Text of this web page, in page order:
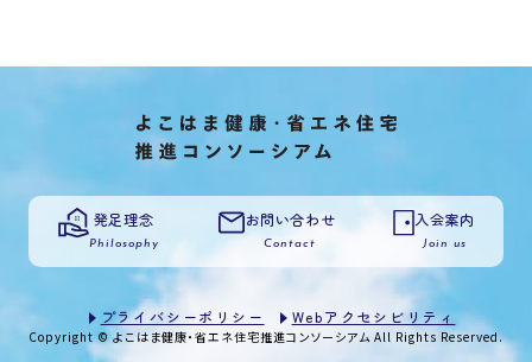
発足理念
Philosophy
お問い合わせ
Contact
入会案内
Join us
プライバシーポリシー Webアクセシビリティ
Copyright © よこはま健康・省エネ住宅推進コンソーシアム All Rights Reserved.